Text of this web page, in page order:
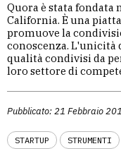
Quora è stata fondata
California. È una
promuove la
conoscenza. L'unicità
qualità condivisi da
loro settore di
Pubblicato: 21 Febbraio
STARTUP STRUMENTI